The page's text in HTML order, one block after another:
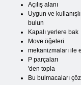
Açılış alanı
Uygun ve
bulun
Kapalı yerlere bak
Move öğeleri
mekanizmaları ile
P parçaları
'den topla
Bu bulmacaları